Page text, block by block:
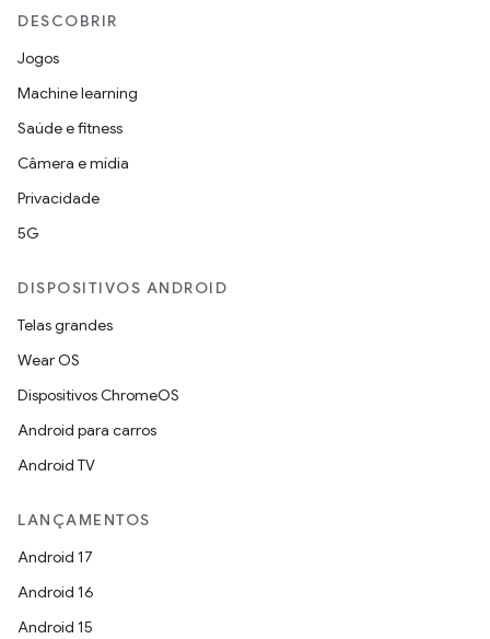
DESCOBRIR
Jogos
Machine learning
Saúde e fitness
Câmera e mídia
Privacidade
5G
DISPOSITIVOS ANDROID
Telas grandes
Wear OS
Dispositivos ChromeOS
Android para carros
Android TV
LANÇAMENTOS
Android 17
Android 16
Android 15